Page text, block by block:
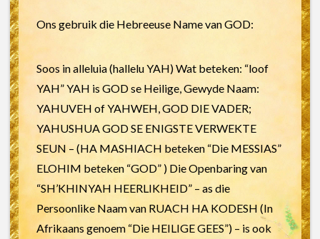
Ons gebruik die Hebreeuse Name van GOD:
Soos in alleluia (hallelu YAH) Wat beteken: “loof
YAH” YAH is GOD se Heilige, Gewyde Naam:
YAHUVEH of YAHWEH, GOD DIE VADER;
YAHUSHUA GOD SE ENIGSTE VERWEKTE
SEUN – (HA MASHIACH beteken “Die MESSIAS”
ELOHIM beteken “GOD” ) Die Openbaring van
“SH’KHINYAH HEERLIKHEID” – as die
Persoonlike Naam van RUACH HA KODESH (In
Afrikaans genoem “Die HEILIGE GEES”) – is ook